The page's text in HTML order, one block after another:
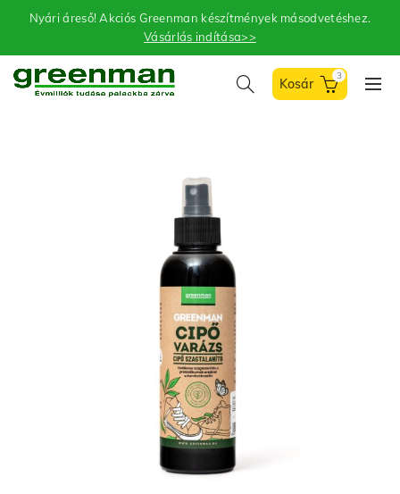
Nyári áreső! Akciós Greenman készítmények másodvetéshez.
Vásárlás indítása>>
3